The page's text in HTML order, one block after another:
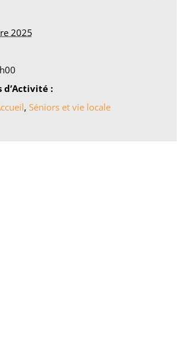
2025
d’Activité :
, Séniors et vie locale